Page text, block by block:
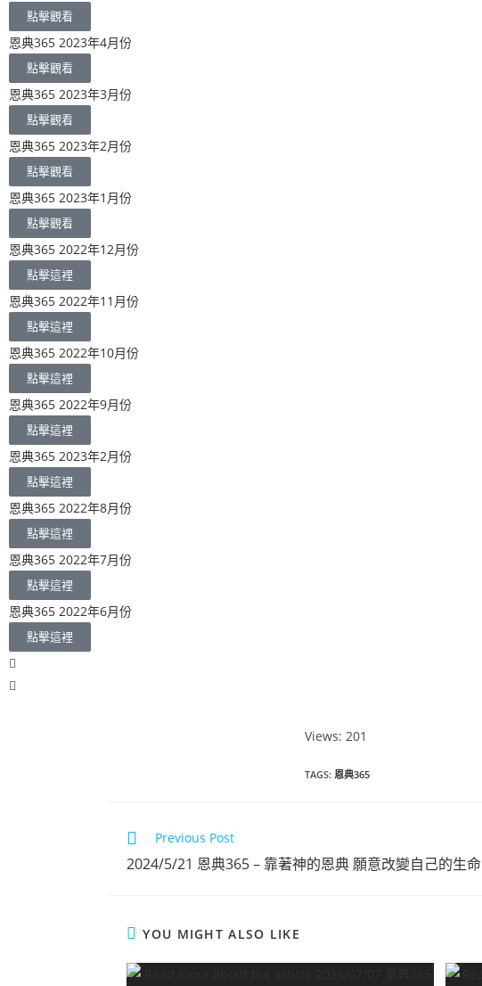
點擊觀看
恩典365 2023年4月份
點擊觀看
恩典365 2023年3月份
點擊觀看
恩典365 2023年2月份
點擊觀看
恩典365 2023年1月份
點擊觀看
恩典365 2022年12月份
點擊這裡
恩典365 2022年11月份
點擊這裡
恩典365 2022年10月份
點擊這裡
恩典365 2022年9月份
點擊這裡
恩典365 2023年2月份
點擊這裡
恩典365 2022年8月份
點擊這裡
恩典365 2022年7月份
點擊這裡
恩典365 2022年6月份
點擊這裡
Views: 201
TAGS: 恩典365
Previous Post
2024/5/21 恩典365 – 靠著神的恩典 願意改變自己的生命
YOU MIGHT ALSO LIKE